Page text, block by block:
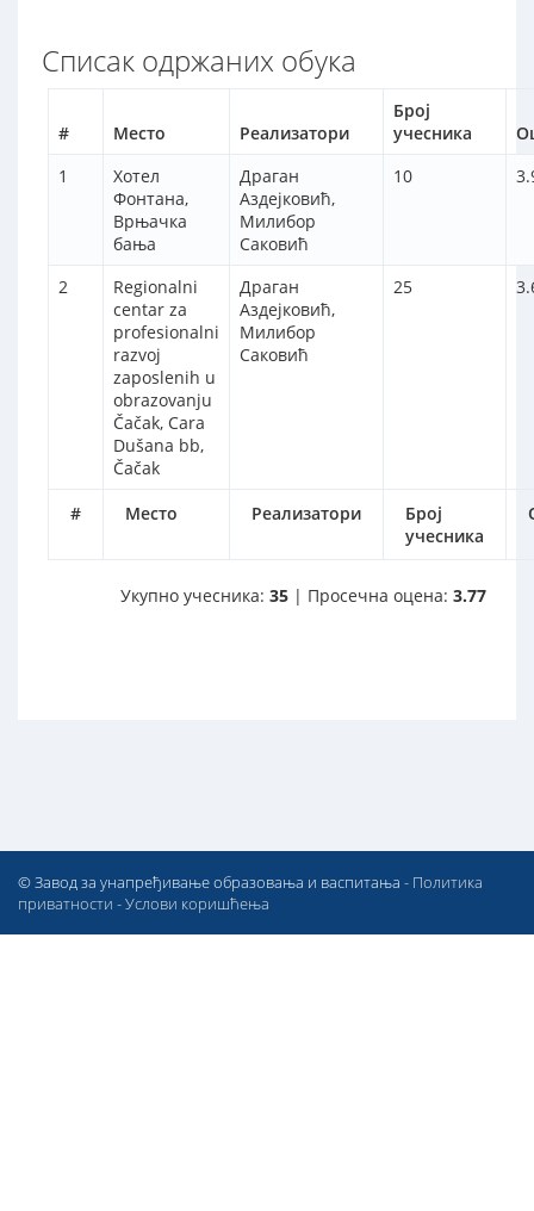
Списак одржаних обука
# Место Реализатори
Број
учесника
# Место Реализатори
Број
учесника
1
Хотел
Фонтана,
Врњачка
бања
Драган
Аздејковић,
Милибор
Саковић
10
2
Regionalni
centar za
profesionalni
razvoj
zaposlenih u
obrazovanju
Čačak, Cara
Dušana bb,
Čačak
Драган
Аздејковић,
Милибор
Саковић
25
Укупно учесника: 35 | Просечна оцена: 3.77
© Завод за унапређивање образовања и васпитања - Политика
приватности -Услови коришћења